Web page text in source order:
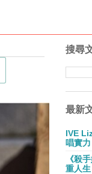
搜尋
最新
IVE
唱實力
《殺
重人生